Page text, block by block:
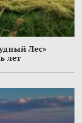
Лес»
лет